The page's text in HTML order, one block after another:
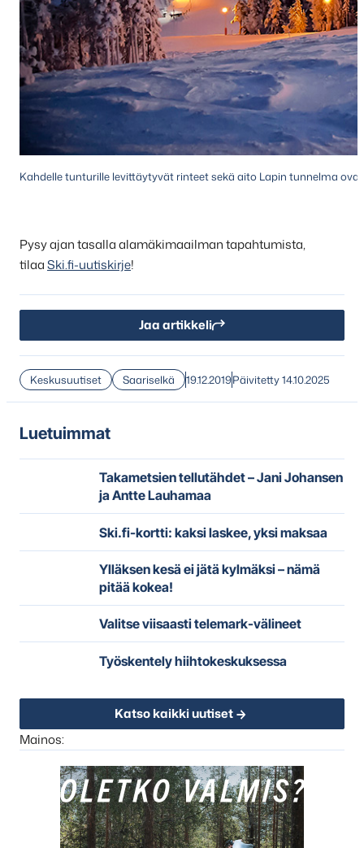
Kahdelle tunturille levittäytyvät rinteet sekä aito Lapin tunnelma
Pysy ajan tasalla alamäkimaailman tapahtumista,
tilaaSki.fi-uutiskirje!
Jaa artikkeli
Keskusuutiset Saariselkä 19.12.2019Päivitetty 14.10.2025
Luetuimmat
Takametsien tellutähdet – Jani Johansen
ja Antte Lauhamaa
Ski.fi-kortti: kaksi laskee, yksi maksaa
Ylläksen kesä ei jätä kylmäksi – nämä
pitää kokea!
Valitse viisaasti telemark-välineet
Työskentely hiihtokeskuksessa
Katso kaikki uutiset
Mainos: